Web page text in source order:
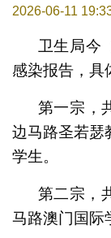
2026-06-11
卫生局今
感染报告，具
第一宗，
边马路圣若瑟
学生。
第二宗，
马路澳门国际